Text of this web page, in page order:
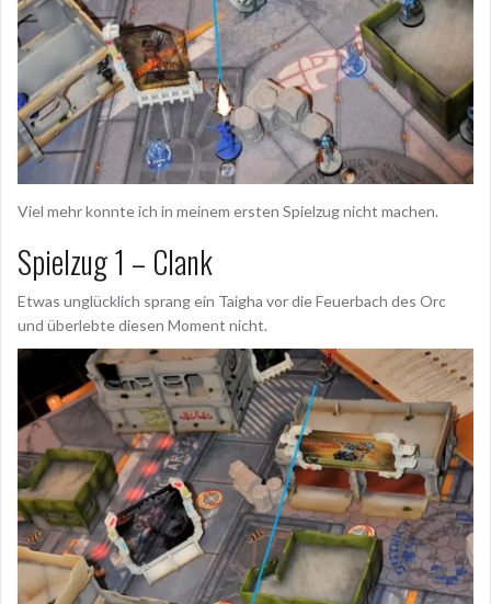
Viel mehr konnte ich in meinem ersten Spielzug nicht machen.
Spielzug 1 – Clank
Etwas unglücklich sprang ein Taigha vor die Feuerbach des Orc
und überlebte diesen Moment nicht.